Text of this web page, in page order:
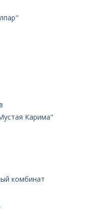
Карима"
комбинат